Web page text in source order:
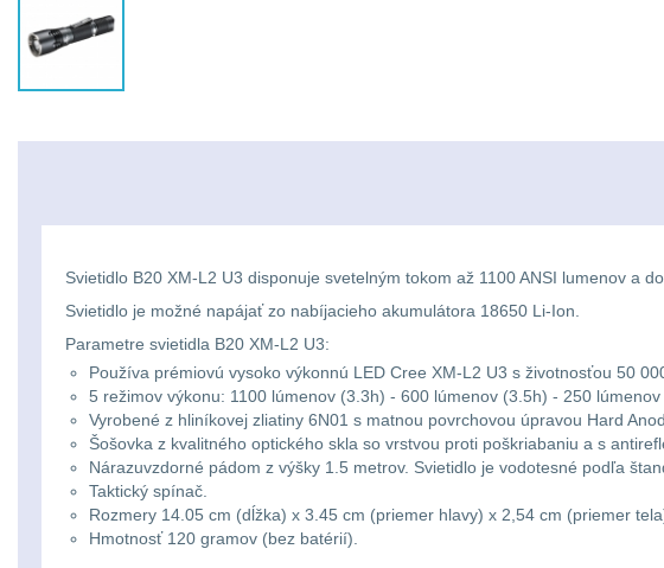
Svietidlo B20 XM-L2 U3 disponuje svetelným tokom až 1100 ANSI lumenov a
Svietidlo je možné napájať zo nabíjacieho akumulátora 18650 Li-Ion.
Parametre svietidla B20 XM-L2 U3:
Používa prémiovú vysoko výkonnú LED Cree XM-L2 U3 s životnosťou 50
5 režimov výkonu: 1100 lúmenov (3.3h) - 600 lúmenov (3.5h) - 250
Vyrobené z hliníkovej zliatiny 6N01 s matnou povrchovou úpravou Hard
Šošovka z kvalitného optického skla so vrstvou proti poškriabaniu a s
Nárazuvzdorné pádom z výšky 1.5 metrov. Svietidlo je vodotesné podľa
Taktický spínač.
Rozmery 14.05 cm (dĺžka) x 3.45 cm (priemer hlavy) x 2,54 cm (priemer
Hmotnosť 120 gramov (bez batérií).